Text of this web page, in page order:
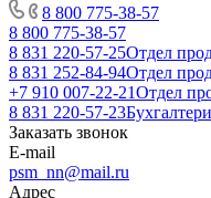
8 800 775-38-57
8 800 775-38-57
8 831 220-57-25Отдел
8 831 252-84-94Отдел
+7 910 007-22-21Отдел
8 831 220-57-23
Заказать звонок
E-mail
psm_nn@mail.ru
Адрес